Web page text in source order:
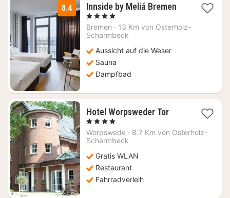
8.4 Innside by Meliá Bremen1
ab
, 4 Sterne
Bremen · 13 Km von Osterholz-
Scharmbeck
Aussicht auf die Weser
Sauna
Dampfbad
Hotel Worpsweder Tor1
ab
, 4 Sterne
Worpswede · 8.7 Km von Osterholz-
Scharmbeck
Gratis WLAN
Restaurant
Fahrradverleih